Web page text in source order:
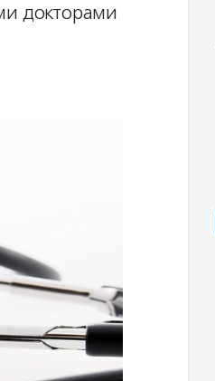
докторами